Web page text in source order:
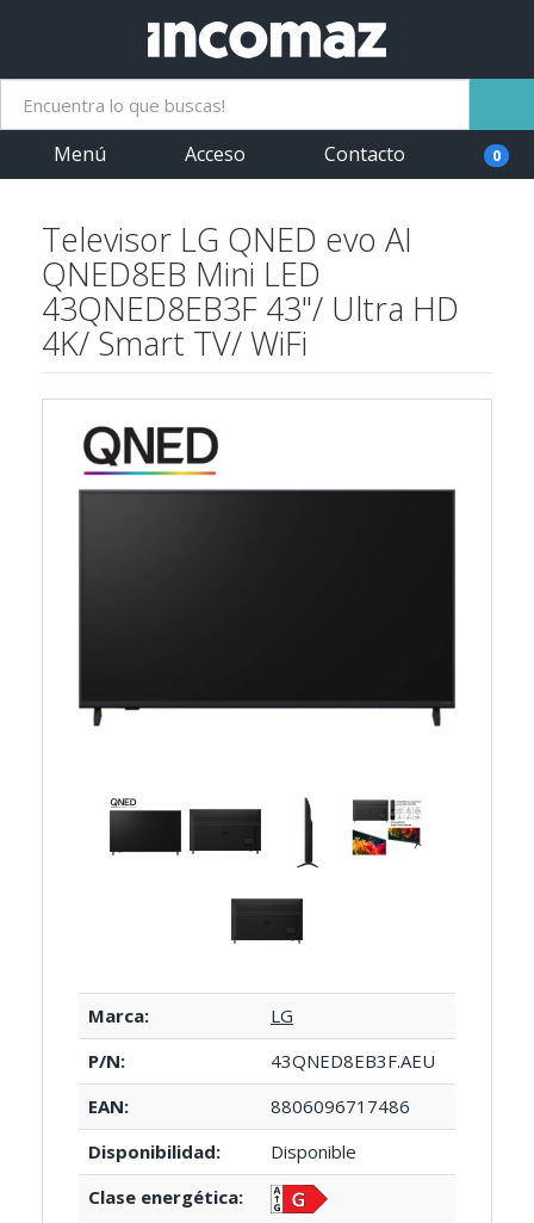
Menú Acceso Contacto 0
Televisor LG QNED evo AI
QNED8EB Mini LED
43QNED8EB3F 43"/ Ultra HD
4K/ Smart TV/ WiFi
Marca:
LG
P/N:
43QNED8EB3F.AEU
EAN:
8806096717486
Disponibilidad:
Disponible
Clase energética: